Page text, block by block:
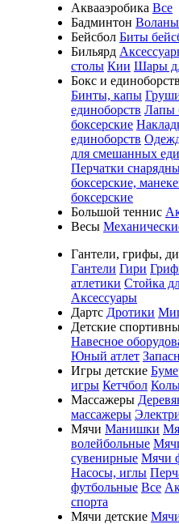
Аквааэробика Все
Бадминтон Воланы
Бейсбол Биты
Бильярд
столы Кии Шары
Бокс и
Бинты, капы
единоборств Лапы
боксерские
единоборств
для смешанных
Перчатки
боксерские,
боксерские
Большой теннис
Весы
Гантели, грифы,
Гантели Гири
атлетики Стойка
Аксессуары
Дартс Дротики
Детские
Навесное
Юный атлет
Игры детские
игры Кетчбол
Массажеры
массажеры
Мячи Манишки
волейбольные
сувенирные Мячи
Насосы, иглы
футбольные Все
спорта
Мячи детские